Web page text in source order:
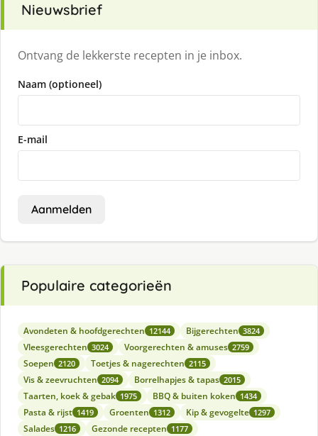
Nieuwsbrief
Ontvang de lekkerste recepten in je inbox.
Naam (optioneel)
E-mail
Aanmelden
Populaire categorieën
Avondeten & hoofdgerechten 12144 Bijgerechten 3824
Vleesgerechten 3024 Voorgerechten & amuses 2759
Soepen 2120 Toetjes & nagerechten 2115
Vis & zeevruchten 2094 Borrelhapjes & tapas 2015
Taarten, koek & gebak 1975 BBQ & buiten koken 1434
Pasta & rijst 1419 Groenten 1312 Kip & gevogelte 1297
Salades 1216 Gezonde recepten 1177